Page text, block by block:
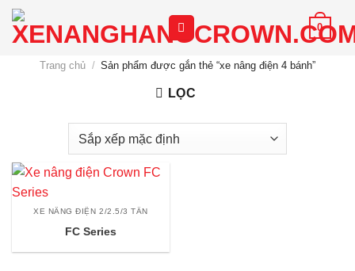
Chuyển
đến
0
Trang chủ / Sản phẩm được gắn thẻ “xe nâng điện 4 bánh”
LỌC
XE NÂNG ĐIỆN 2/2.5/3 TẤN
FC Series